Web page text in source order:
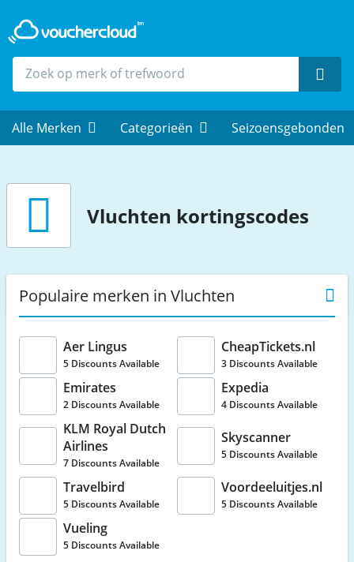
Alle Merken Categorieën Seizoensgebonden
Vluchten kortingscodes
Populaire merken in Vluchten
Aer Lingus
5 Discounts Available
CheapTickets.nl
3 Discounts Available
Emirates
2 Discounts Available
Expedia
4 Discounts Available
KLM Royal Dutch
Airlines
7 Discounts Available
Skyscanner
5 Discounts Available
Travelbird
5 Discounts Available
Voordeeluitjes.nl
5 Discounts Available
Vueling
5 Discounts Available